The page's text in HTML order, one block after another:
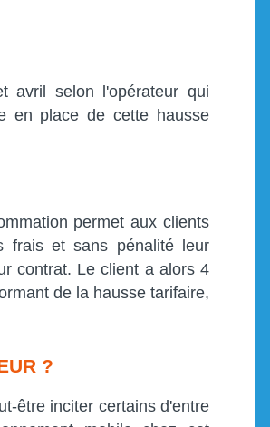
avril selon l'opérateur qui
en place de cette hausse
permet aux clients
frais et sans pénalité leur
contrat. Le client a alors 4
de la hausse tarifaire,
?
être inciter certains d'entre